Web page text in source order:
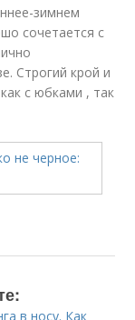
зимнем
сочетается с
Строгий крой и
с юбками , так
в носу. Как